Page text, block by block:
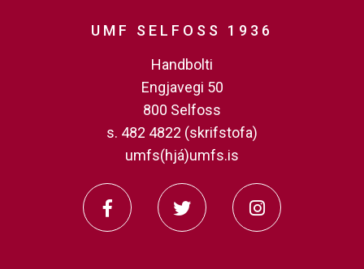
UMF SELFOSS 1936
Handbolti
Engjavegi 50
800 Selfoss
s. 482 4822 (skrifstofa)
umfs(hjá)umfs.is